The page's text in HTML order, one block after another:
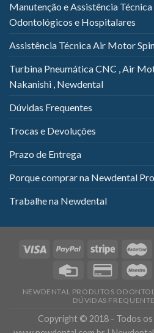
Manutenção e Assistência
Odontológicos e Hospitalares
Assistência Técnica Air Motor
Turbina Pneumática CNC , Air
Nakanishi , Newdental
Dúvidas Frequentes
Trocas e Devoluções
Prazo de Entrega
Porque comprar na Newdental
Trabalhe na Newdental
NEWDENTAL PRODUTOS
DÚVIDAS
Copyright © 2018 - Todos